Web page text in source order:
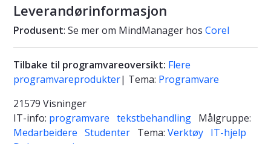
Leverandørinformasjon
Produsent: Se mer om MindManager hos Corel
Tilbake til programvareoversikt: Flere
programvareprodukter| Tema: Programvare
21579 Visninger
IT-info: programvare tekstbehandling Målgruppe:
Medarbeidere Studenter Tema: Verktøy IT-hjelp